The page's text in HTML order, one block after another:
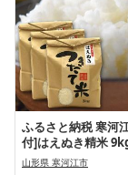
ふるさと納税 寒河
付]はえぬき精米
山形県産 令和8年産
山形県 寒河江市